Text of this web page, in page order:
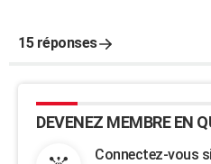
15 réponses
DEVENEZ MEMBRE EN
Connectez-vous